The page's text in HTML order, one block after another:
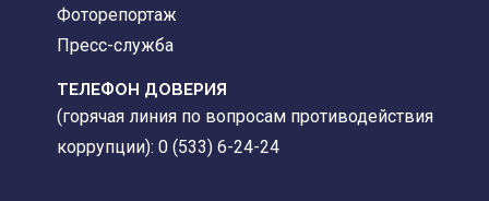
Фоторепортаж
Пресс-служба
ТЕЛЕФОН ДОВЕРИЯ
(горячая линия по вопросам противодействия
коррупции): 0 (533) 6-24-24